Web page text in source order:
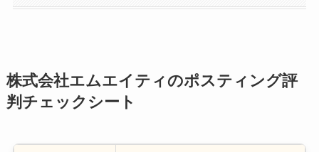
株式会社エムエイティのポスティング評
判チェックシート